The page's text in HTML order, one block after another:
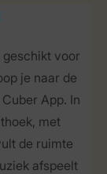
geschikt voor
je naar de
App. In
met
de ruimte
afspeelt